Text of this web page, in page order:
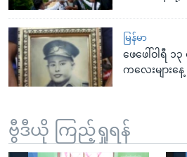
မြန်မာ
ဖေဖေါ်ဝါရီ ၁
ကလေးများနေ့
ဗွီဒီယို ကြည့်ရှုရန်